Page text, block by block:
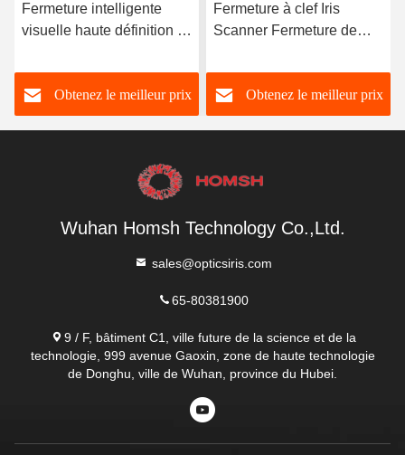
Fermeture à clef Iris
Scanner Fermeture de
domicile opération facile
Obtenez le meilleur prix
Fermeture de classe C
Fermeture de porte
télécommande
Obtenez le meilleur prix
Wuhan Homsh Technology Co.,Ltd.
sales@opticsiris.com
65-80381900
9 / F, bâtiment C1, ville future de la science et de la
technologie, 999 avenue Gaoxin, zone de haute technologie
de Donghu, ville de Wuhan, province du Hubei.